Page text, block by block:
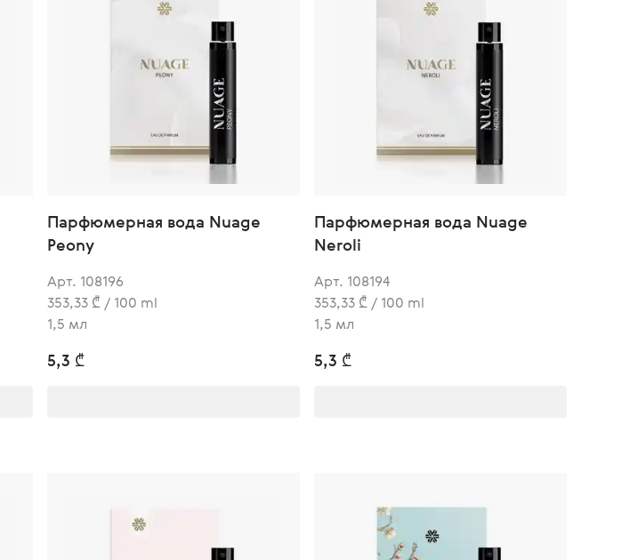
Парфюмерная вода Nuage
Peony
Арт. 108196
353,33 ₾ / 100 ml
1,5 мл
5,3 ₾
Парфюмерная вода Nuage
Neroli
Арт. 108194
353,33 ₾ / 100 ml
1,5 мл
5,3 ₾